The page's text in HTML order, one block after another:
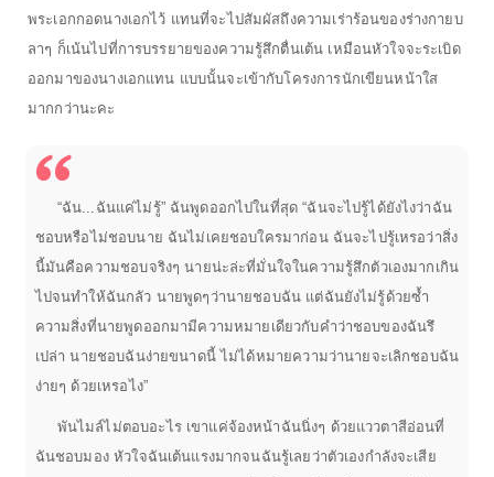
พระเอกกอดนางเอกไว้ แทนที่จะไปสัมผัสถึงความเร่าร้อนของร่างกายบ
ลาๆ ก็เน้นไปที่การบรรยายของความรู้สึกตื่นเต้น เหมือนหัวใจจะระเบิด
ออกมาของนางเอกแทน แบบนั้นจะเข้ากับโครงการนักเขียนหน้าใส
มากกว่านะคะ
“ฉัน...ฉันแค่ไม่รู้” ฉันพูดออกไปในที่สุด “ฉันจะไปรู้ได้ยังไงว่าฉัน
ชอบหรือไม่ชอบนาย ฉันไม่เคยชอบใครมาก่อน ฉันจะไปรู้เหรอว่าสิ่ง
นี้มันคือความชอบจริงๆ นายน่ะล่ะที่มั่นใจในความรู้สึกตัวเองมากเกิน
ไปจนทำให้ฉันกลัว นายพูดๆว่านายชอบฉัน แต่ฉันยังไม่รู้ด้วยซ้ำ
ความสิ่งที่นายพูดออกมามีความหมายเดียวกับคำว่าชอบของฉันรึ
เปล่า นายชอบฉันง่ายขนาดนี้ ไม่ได้หมายความว่านายจะเลิกชอบฉัน
ง่ายๆ ด้วยเหรอไง”
พันไมล์ไม่ตอบอะไร เขาแค่จ้องหน้าฉันนิ่งๆ ด้วยแววตาสีอ่อนที่
ฉันชอบมอง หัวใจฉันเต้นแรงมากจนฉันรู้เลยว่าตัวเองกำลังจะเสีย